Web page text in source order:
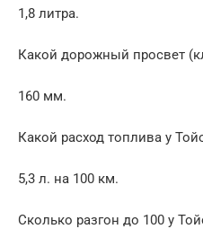
1,8 литра.
Какой дорожный просвет
160 мм.
Какой расход топлива у
5,3 л. на 100 км.
Сколько разгон до 100 у